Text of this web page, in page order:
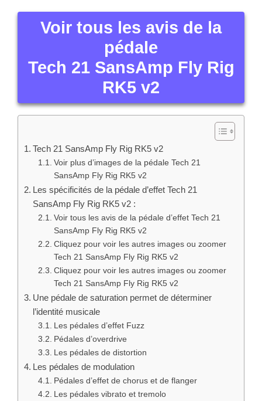
Voir tous les avis de la
pédale
Tech 21 SansAmp Fly Rig
RK5 v2
Tech 21 SansAmp Fly Rig RK5 v2
Voir plus d’images de la pédale Tech 21
SansAmp Fly Rig RK5 v2
Les spécificités de la pédale d’effet Tech 21
SansAmp Fly Rig RK5 v2 :
Voir tous les avis de la pédale d’effet Tech 21
SansAmp Fly Rig RK5 v2
Cliquez pour voir les autres images ou zoomer
Tech 21 SansAmp Fly Rig RK5 v2
Cliquez pour voir les autres images ou zoomer
Tech 21 SansAmp Fly Rig RK5 v2
Une pédale de saturation permet de déterminer
l’identité musicale
Les pédales d’effet Fuzz
Pédales d’overdrive
Les pédales de distortion
Les pédales de modulation
Pédales d’effet de chorus et de flanger
Les pédales vibrato et tremolo